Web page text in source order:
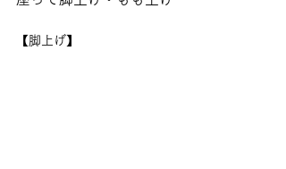
【脚上げ】